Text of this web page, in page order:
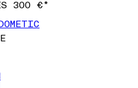
300 €*